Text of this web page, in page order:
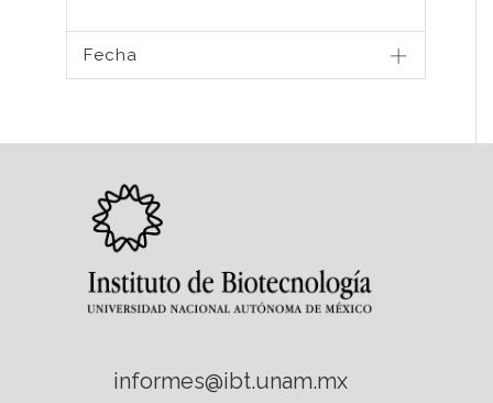
Fecha
informes@ibt.unam.mx